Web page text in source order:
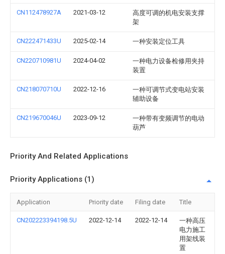
CN112478927A 2021-03-12
高度可调的机电安装支撑
架
CN222471433U 2025-02-14 一种安装定位工具
CN220710981U 2024-04-02
一种电力设备检修用夹持
装置
CN218070710U 2022-12-16
一种可调节式变电站安装
辅助设备
CN219670046U 2023-09-12
一种带有变频调节的电动
葫芦
Priority And Related Applications
Priority Applications (1)
Application Priority date Filing date Title
CN202223394198.5U 2022-12-14 2022-12-14
一种高压
电力施工
用架线装
置